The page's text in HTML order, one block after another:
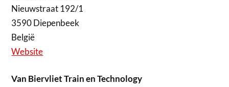
Nieuwstraat 192/1
3590 Diepenbeek
België
Website
Van Biervliet Train en Technology